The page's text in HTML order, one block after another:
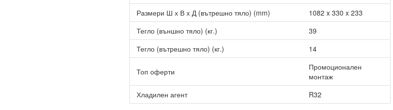
Размери Ш х В х Д (вътрешно тяло) (mm)
1082 x 330 x 233
Тегло (външно тяло) (кг.)
39
Тегло (вътрешно тяло) (кг.)
14
Топ оферти
Промоционален
монтаж
Хладилен агент
R32